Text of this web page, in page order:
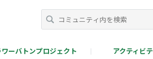
ワーバトンプロジェクト アクティビ